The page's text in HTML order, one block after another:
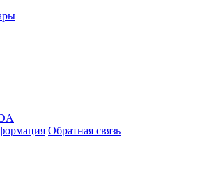
Обратная связь